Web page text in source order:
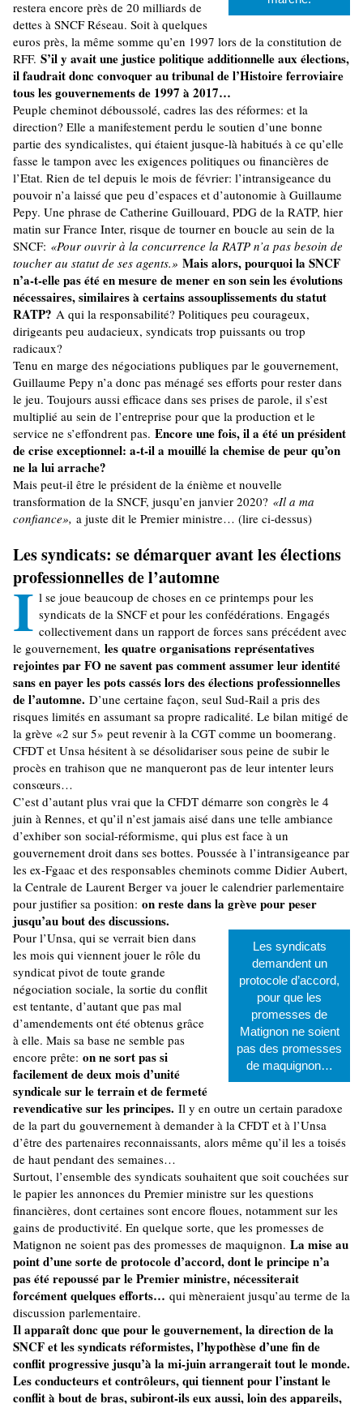
restera encore près de 20 milliards de
dettes à SNCF Réseau. Soit à quelques
euros près, la même somme qu’en 1997 lors de la constitution de
RFF. S’il y avait une justice politique additionnelle aux élections,
il faudrait donc convoquer au tribunal de l’Histoire ferroviaire
tous les gouvernements de 1997 à 2017…
Peuple cheminot déboussolé, cadres las des réformes: et la
direction? Elle a manifestement perdu le soutien d’une bonne
partie des syndicalistes, qui étaient jusque-là habitués à ce qu’elle
fasse le tampon avec les exigences politiques ou financières de
l’Etat. Rien de tel depuis le mois de février: l’intransigeance du
pouvoir n’a laissé que peu d’espaces et d’autonomie à Guillaume
Pepy. Une phrase de Catherine Guillouard, PDG de la RATP, hier
matin sur France Inter, risque de tourner en boucle au sein de la
SNCF: «Pour ouvrir à la concurrence la RATP n’a pas besoin de
toucher au statut de ses agents.» Mais alors, pourquoi la SNCF
n’a-t-elle pas été en mesure de mener en son sein les évolutions
nécessaires, similaires à certains assouplissements du statut
RATP? A qui la responsabilité? Politiques peu courageux,
dirigeants peu audacieux, syndicats trop puissants ou trop
radicaux?
Tenu en marge des négociations publiques par le gouvernement,
Guillaume Pepy n’a donc pas ménagé ses efforts pour rester dans
le jeu. Toujours aussi efficace dans ses prises de parole, il s’est
multiplié au sein de l’entreprise pour que la production et le
service ne s’effondrent pas. Encore une fois, il a été un président
de crise exceptionnel: a-t-il a mouillé la chemise de peur qu’on
ne la lui arrache?
Mais peut-il être le président de la énième et nouvelle
transformation de la SNCF, jusqu’en janvier 2020? «Il a ma
confiance», a juste dit le Premier ministre… (lire ci-dessus)
Les syndicats: se démarquer avant les élections
professionnelles de l’automne
I l se joue beaucoup de choses en ce printemps pour les
syndicats de la SNCF et pour les confédérations. Engagés
collectivement dans un rapport de forces sans précédent avec
le gouvernement, les quatre organisations représentatives
rejointes par FO ne savent pas comment assumer leur identité
sans en payer les pots cassés lors des élections professionnelles
de l’automne. D’une certaine façon, seul Sud-Rail a pris des
risques limités en assumant sa propre radicalité. Le bilan mitigé de
la grève «2 sur 5» peut revenir à la CGT comme un boomerang.
CFDT et Unsa hésitent à se désolidariser sous peine de subir le
procès en trahison que ne manqueront pas de leur intenter leurs
consœurs…
C’est d’autant plus vrai que la CFDT démarre son congrès le 4
juin à Rennes, et qu’il n’est jamais aisé dans une telle ambiance
d’exhiber son social-réformisme, qui plus est face à un
gouvernement droit dans ses bottes. Poussée à l’intransigeance par
les ex-Fgaac et des responsables cheminots comme Didier Aubert,
la Centrale de Laurent Berger va jouer le calendrier parlementaire
pour justifier sa position: on reste dans la grève pour peser
jusqu’au bout des discussions.
Les syndicats
demandent un
protocole d’accord,
pour que les
promesses de
Matignon ne soient
pas des promesses
de maquignon…
Pour l’Unsa, qui se verrait bien dans
les mois qui viennent jouer le rôle du
syndicat pivot de toute grande
négociation sociale, la sortie du conflit
est tentante, d’autant que pas mal
d’amendements ont été obtenus grâce
à elle. Mais sa base ne semble pas
encore prête: on ne sort pas si
facilement de deux mois d’unité
syndicale sur le terrain et de fermeté
revendicative sur les principes. Il y en outre un certain paradoxe
de la part du gouvernement à demander à la CFDT et à l’Unsa
d’être des partenaires reconnaissants, alors même qu’il les a toisés
de haut pendant des semaines…
Surtout, l’ensemble des syndicats souhaitent que soit couchées sur
le papier les annonces du Premier ministre sur les questions
financières, dont certaines sont encore floues, notamment sur les
gains de productivité. En quelque sorte, que les promesses de
Matignon ne soient pas des promesses de maquignon. La mise au
point d’une sorte de protocole d’accord, dont le principe n’a
pas été repoussé par le Premier ministre, nécessiterait
forcément quelques efforts… qui mèneraient jusqu’au terme de la
discussion parlementaire.
Il apparaît donc que pour le gouvernement, la direction de la
SNCF et les syndicats réformistes, l’hypothèse d’une fin de
conflit progressive jusqu’à la mi-juin arrangerait tout le monde.
Les conducteurs et contrôleurs, qui tiennent pour l’instant le
conflit à bout de bras, subiront-ils eux aussi, loin des appareils,